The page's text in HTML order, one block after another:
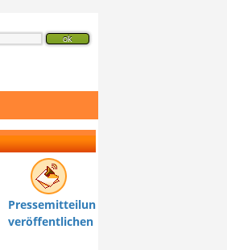
Pressemitteilung
veröffentlichen